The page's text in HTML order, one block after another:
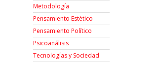
Metodología
Pensamiento Estético
Pensamiento Político
Psicoanálisis
Tecnologías y Sociedad